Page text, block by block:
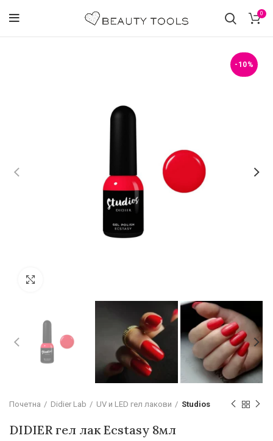
0
-10%
Почетна Didier Lab UV и LED гел лакови Studios
DIDIER гел лак Ecstasy 8мл